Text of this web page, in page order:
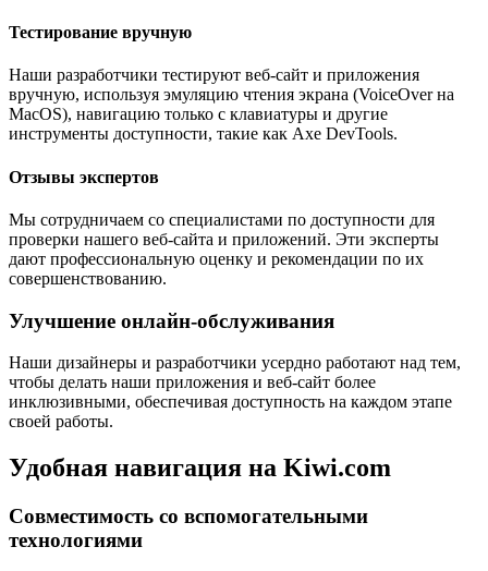
Тестирование вручную
Наши разработчики тестируют веб-сайт и приложения
вручную, используя эмуляцию чтения экрана (VoiceOver на
MacOS), навигацию только с клавиатуры и другие
инструменты доступности, такие как Axe DevTools.
Отзывы экспертов
Мы сотрудничаем со специалистами по доступности для
проверки нашего веб-сайта и приложений. Эти эксперты
дают профессиональную оценку и рекомендации по их
совершенствованию.
Улучшение онлайн-обслуживания
Наши дизайнеры и разработчики усердно работают над тем,
чтобы делать наши приложения и веб-сайт более
инклюзивными, обеспечивая доступность на каждом этапе
своей работы.
Удобная навигация на Kiwi.com
Совместимость со вспомогательными
технологиями